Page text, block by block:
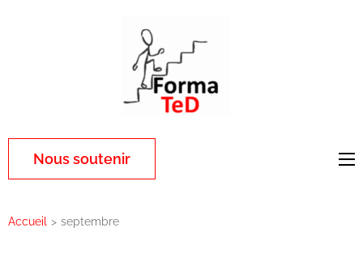
Nous soutenir
Accueil > septembre